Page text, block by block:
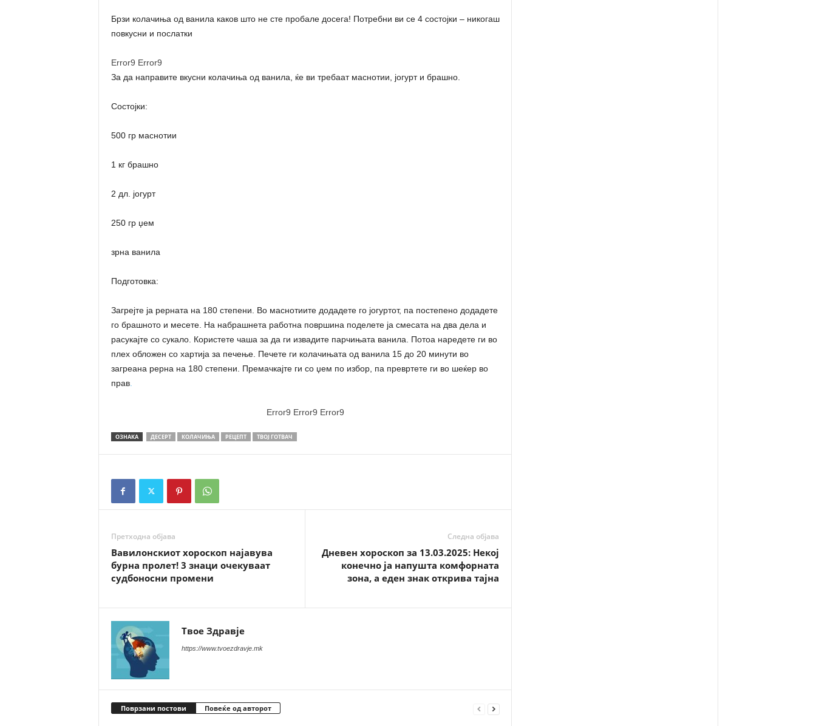
Брзи колачиња од ванила каков што не сте пробале досега! Потребни ви се 4 состојки – никогаш
повкусни и послатки
Error9 Error9
За да направите вкусни колачиња од ванила, ќе ви требаат маснотии, јогурт и брашно.
Состојки:
500 гр маснотии
1 кг брашно
2 дл. јогурт
250 гр џем
зрна ванила
Подготовка:
Загрејте ја рерната на 180 степени. Во маснотиите додадете го јогуртот, па постепено додадете
го брашното и месете. На набрашнета работна површина поделете ја смесата на два дела и
расукајте со сукало. Користете чаша за да ги извадите парчињата ванила. Потоа наредете ги во
плех обложен со хартија за печење. Печете ги колачињата од ванила 15 до 20 минути во
загреана рерна на 180 степени. Премачкајте ги со џем по избор, па превртете ги во шеќер во
прав.
Error9 Error9 Error9
ОЗНАКА ДЕСЕРТ КОЛАЧИЊА РЕЦЕПТ ТВОЈ ГОТВАЧ
Претходна објава
Вавилонскиот хороскоп најавува
бурна пролет! 3 знаци очекуваат
судбоносни промени
Следна објава
Дневен хороскоп за 13.03.2025: Некој
конечно ја напушта комфорната
зона, а еден знак открива тајна
Твое Здравје
https://www.tvoezdravje.mk
Поврзани постови Повеќе од авторот